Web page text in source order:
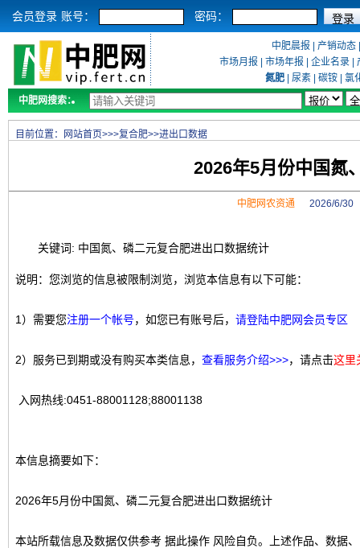
会员登录 账号： 密码：
中肥晨报 产销动态
市场月报
市场年报 企业名录
氮肥
尿素 碳铵
氯
中肥网搜索：
目前位置： 网站首页>>>复合肥>>进出口数据
2026年5月份中国氮
中肥网农资通 2026/6/30
关键词: 中国氮、磷二元复合肥进出口数据统计
说明：您浏览的信息被限制浏览，浏览本信息有以下可能：
1）需要您注册一个帐号，如您已有账号后， 请登陆中肥网会员专区
2）服务已到期或没有购买本类信息， 查看服务介绍>>>，请点击这里
入网热线:0451-88001128;88001138
本信息摘要如下：
2026年5月份中国氮、磷二元复合肥进出口数据统计
本站所载信息及数据仅供参考 据此操作 风险自负。上述作品、数据